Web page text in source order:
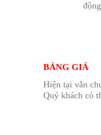
BẢNG GIÁ
Hiện tại vẫn
Quý khách có